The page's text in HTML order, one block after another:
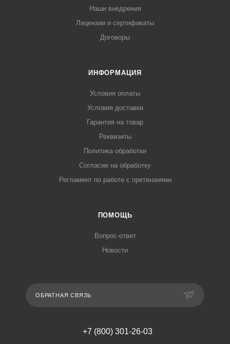
Наши внедрения
Лицензии и сертификаты
Договоры
ИНФОРМАЦИЯ
Условия оплаты
Условия доставки
Гарантия на товар
Реквизиты
Политика обработки
Согласие на обработку
Регламент по работе с претензиями
ПОМОЩЬ
Вопрос-ответ
Новости
ОБРАТНАЯ СВЯЗЬ
+7 (800) 301-26-03